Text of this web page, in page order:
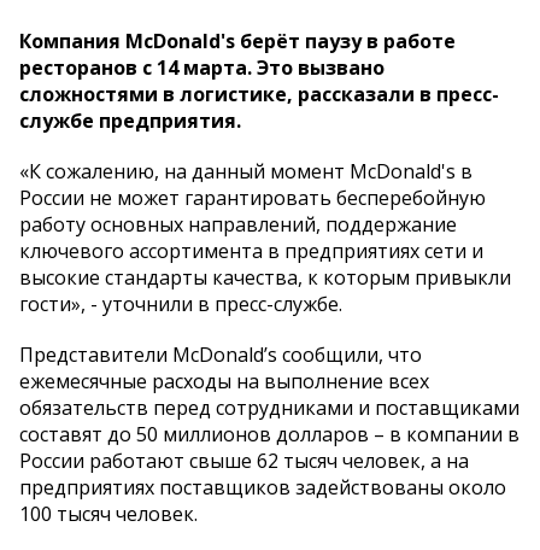
Компания McDonald's берёт паузу в работе
ресторанов с 14 марта. Это вызвано
сложностями в логистике, рассказали в пресс-
службе предприятия.
«К сожалению, на данный момент McDonald's в
России не может гарантировать бесперебойную
работу основных направлений, поддержание
ключевого ассортимента в предприятиях сети и
высокие стандарты качества, к которым привыкли
гости», - уточнили в пресс-службе.
Представители McDonald’s сообщили, что
ежемесячные расходы на выполнение всех
обязательств перед сотрудниками и поставщиками
составят до 50 миллионов долларов – в компании в
России работают свыше 62 тысяч человек, а на
предприятиях поставщиков задействованы около
100 тысяч человек.